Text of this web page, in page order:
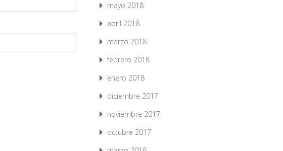
mayo 2018
abril 2018
marzo 2018
febrero 2018
enero 2018
diciembre 2017
noviembre 2017
octubre 2017